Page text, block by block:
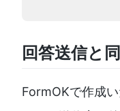
回答送信と
FormOKで作成